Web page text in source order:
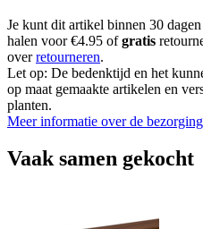
Je kunt dit artikel binnen 30
halen voor €4.95 ofgratis
overretourneren.
Let op: De bedenktijd en het
op maat gemaakte artikelen en
planten.
Meer informatie over de bezorging
Vaak samen gekocht